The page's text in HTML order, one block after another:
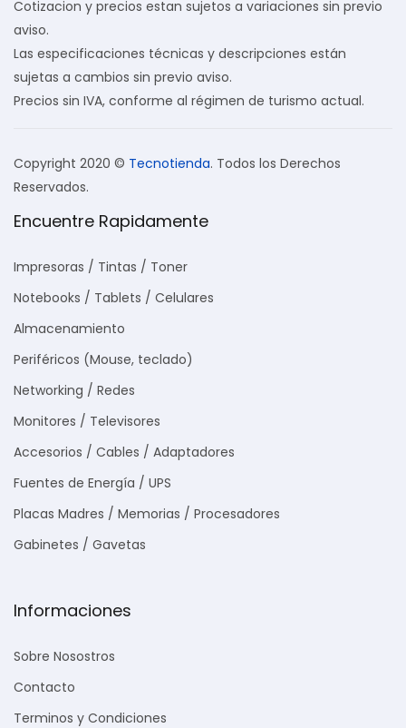
Cotizacion y precios estan sujetos a variaciones sin previo
aviso.
Las especificaciones técnicas y descripciones están
sujetas a cambios sin previo aviso.
Precios sin IVA, conforme al régimen de turismo actual.
Copyright 2020 © Tecnotienda. Todos los Derechos
Reservados.
Encuentre Rapidamente
Impresoras / Tintas / Toner
Notebooks / Tablets / Celulares
Almacenamiento
Periféricos (Mouse, teclado)
Networking / Redes
Monitores / Televisores
Accesorios / Cables / Adaptadores
Fuentes de Energía / UPS
Placas Madres / Memorias / Procesadores
Gabinetes / Gavetas
Informaciones
Sobre Nosostros
Contacto
Terminos y Condiciones